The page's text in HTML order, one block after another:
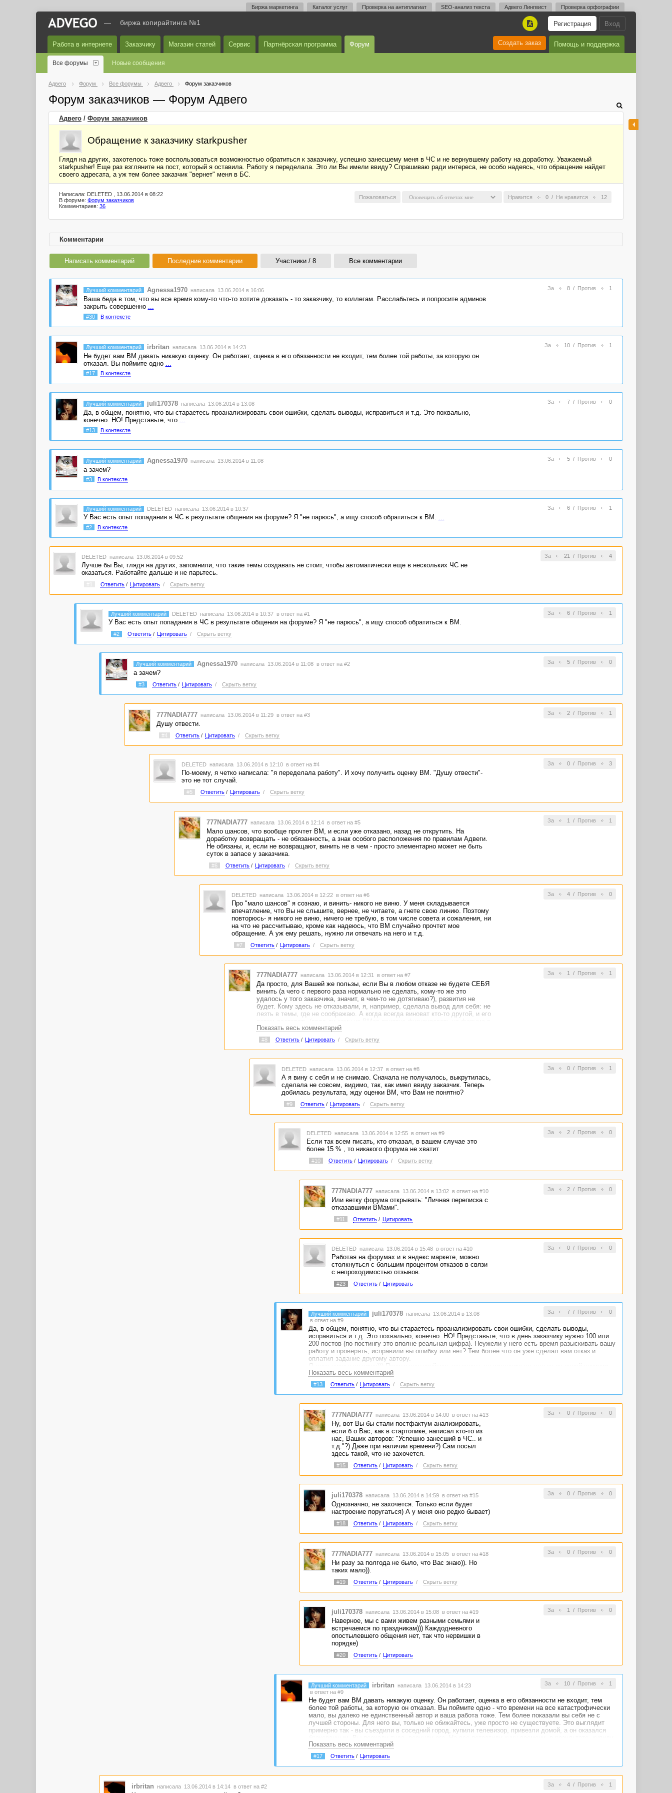
Биржа маркетинга Каталог услуг Проверка на антиплагиат SEO-анализ текста Адвего Лингвист Проверка орфографии
Вход
Регистрация
A
— биржа копирайтинга №1
Работа в интернете Заказчику Магазин статей Сервис Партнёрская программа Форум Помощь и поддержка
Создать заказ
Все форумы Новые сообщения
Адвего Форум Все форумы Адвего Форум заказчиков
Форум заказчиков — Форум Адвего
Адвего / Форум заказчиков
Обращение к заказчику starkpusher
Глядя на других, захотелось тоже воспользоваться возможностью обратиться к заказчику, успешно занесшему меня в ЧС и не вернувшему работу на доработку. Уважаемый
starkpusher! Еще раз взгляните на пост, который я оставила. Работу я переделала. Это ли Вы имели ввиду? Спрашиваю ради интереса, не особо надеясь, что обращение найдет
своего адресата, а уж тем более заказчик "вернет" меня в БС.
Нравится 0 / Не нравится 12
Пожаловаться
Написала: DELETED , 13.06.2014 в 08:22
В форуме: Форум заказчиков
Комментариев: 36
Комментарии
Написать комментарий Последние комментарии Участники / 8 Все комментарии
За 8/ Против 1
Лучший комментарий Agnessa1970 написала 13.06.2014 в 16:06
Ваша беда в том, что вы все время кому-то что-то хотите доказать - то заказчику, то коллегам. Расслабьтесь и попросите админов
закрыть совершенно ...
#30 В контексте
За 10/ Против 1
Лучший комментарий irbritan написала 13.06.2014 в 14:23
Не будет вам ВМ давать никакую оценку. Он работает, оценка в его обязанности не входит, тем более той работы, за которую он
отказал. Вы поймите одно
#17 В контексте
За 7/ Против 0
Лучший комментарий juli170378 написала 13.06.2014 в 13:08
Да, в общем, понятно, что вы стараетесь проанализировать свои ошибки, сделать выводы, исправиться и т.д. Это похвально,
конечно. НО! Представьте, что ...
#13 В контексте
За 5/ Против 0
Лучший комментарий Agnessa1970 написала 13.06.2014 в 11:08
а зачем?
#3 В контексте
За 6/ Против 1
Лучший комментарий DELETED написала 13.06.2014 в 10:37
У Вас есть опыт попадания в ЧС в результате общения на форуме? Я "не парюсь", а ищу способ обратиться к ВМ. ...
#2 В контексте
За 21 / Против 4
DELETED написала 13.06.2014 в 09:52
Лучше бы Вы, глядя на других, запомнили, что такие темы создавать не стоит, чтобы автоматически еще в нескольких ЧС не
оказаться. Работайте дальше и не парьтесь.
Ответить/ Цитировать / Скрыть ветку
За 6/ Против 1
Лучший комментарий DELETED написала 13.06.2014 в 10:37 в ответ на #1
У Вас есть опыт попадания в ЧС в результате общения на форуме? Я "не парюсь", а ищу способ обратиться к ВМ.
#2 Ответить/ Цитировать / Скрыть ветку
За 5/ Против 0
Лучший комментарий Agnessa1970 написала 13.06.2014 в 11:08 в ответ на #2
а зачем?
#3 Ответить/ Цитировать / Скрыть ветку
За 2/ Против 1
777NADIA777 написала 13.06.2014 в 11:29 в ответ на #3
Душу отвести.
#4 Ответить/ Цитировать / Скрыть ветку
За 0/ Против 3
DELETED написала 13.06.2014 в 12:10 в ответ на #4
По-моему, я четко написала: "я переделала работу". И хочу получить оценку ВМ. "Душу отвести"-
это не тот случай.
#5 Ответить/ Цитировать / Скрыть ветку
За 1 / Против 1
777NADIA777 написала 13.06.2014 в 12:14 в ответ на #5
Мало шансов, что вообще прочтет ВМ, и если уже отказано, назад не открутить. На
доработку возвращать - не обязанность, а знак особого расположения по правилам Адвеги.
Не обязаны, и, если не возвращают, винить не в чем - просто элементарно может не быть
суток в запасе у заказчика.
#6 Ответить/ Цитировать / Скрыть ветку
За 4/ Против 0
DELETED написала 13.06.2014 в 12:22 в ответ на #6
Про "мало шансов" я сознаю, и винить- никого не виню. У меня складывается
впечатление, что Вы не слышите, вернее, не читаете, а гнете свою линию. Поэтому
повторюсь- я никого не виню, ничего не требую, в том числе совета и сожаления, ни
на что не рассчитываю, кроме как надеюсь, что ВМ случайно прочтет мое
обращение. А уж ему решать, нужно ли отвечать на него и т.д.
#7 Ответить/ Цитировать / Скрыть ветку
За 1 / Против 1
777NADIA777 написала 13.06.2014 в 12:31 в ответ на #7
Да просто, для Вашей же пользы, если Вы в любом отказе не будете СЕБЯ
винить (а чего с первого раза нормально не сделать, кому-то же это
удалось у того заказчика, значит, в чем-то не дотягиваю?), развития не
будет. Кому здесь не отказывали, я, например, сделала вывод для себя: не
лезть в темы, где не соображаю. А когда всегда виноват кто-то другой, и его
таком контексте без согласия на это) - это путь в никуда. Если не
возвращают на доработку, всего 2 варианта:
а) нет времени
б) работа сдана такого качества, что не оставляет надежд: "Чуть -чуть
подделать и хорошо будет".
Показать весь комментарий
#8 Ответить/ Цитировать / Скрыть ветку
За 0/ Против 1
DELETED написала 13.06.2014 в 12:37 в ответ на #8
А я вину с себя и не снимаю. Сначала не получалось, выкрутилась,
сделала не совсем, видимо, так, как имел ввиду заказчик. Теперь
добилась результата, жду оценки ВМ, что Вам не понятно?
#9 Ответить/ Цитировать / Скрыть ветку
За 2/ Против 0
DELETED написала 13.06.2014 в 12:55 в ответ на #9
Если так всем писать, кто отказал, в вашем случае это
более 15 % , то никакого форума не хватит
#10 Ответить/ Цитировать / Скрыть ветку
За 2/ Против 0
777NADIA777 написала 13.06.2014 в 13:02 в ответ на #10
Или ветку форума открывать: "Личная переписка с
отказавшими ВМами".
#11 Ответить/ Цитировать
За 0/ Против 0
DELETED написала 13.06.2014 в 15:48 в ответ на #10
Работая на форумах и в яндекс маркете, можно
столкнуться с большим процентом отказов в связи
с непроходимостью отзывов.
#23 Ответить/ Цитировать
За 7/ Против 0
Лучший комментарий juli170378 написала 13.06.2014 в 13:08
в ответ на #9
Да, в общем, понятно, что вы стараетесь проанализировать свои ошибки, сделать выводы,
исправиться и т.д. Это похвально, конечно. НО! Представьте, что в день заказчику нужно 100 или
200 постов (по постингу это вполне реальная цифра). Неужели у него есть время разыскивать вашу
работу и проверять, исправили вы ошибку или нет? Тем более что он уже сделал вам отказ и
оплатил задание другому автору.
И вообще, все это - ваш опыт. Осознали, научились - двигаемся дальше) Удачи)
Показать весь комментарий
#13 Ответить/ Цитировать / Скрыть ветку
За 0/ Против 0
777NADIA777 написала 13.06.2014 в 14:00 в ответ на #13
Ну, вот Вы бы стали постфактум анализировать,
если б о Вас, как в стартопике, написал кто-то из
нас, Ваших авторов: "Успешно занесший в ЧС.. и
т.д."?) Даже при наличии времени?) Сам посыл
здесь такой, что не захочется.
#15 Ответить/ Цитировать / Скрыть ветку
За 0/ Против 0
juli170378 написала 13.06.2014 в 14:59 в ответ на #15
Однозначно, не захочется. Только если будет
настроение поругаться) А у меня оно редко бывает)
#18 Ответить/ Цитировать / Скрыть ветку
За 0/ Против 0
777NADIA777 написала 13.06.2014 в 15:05 в ответ на #18
Ни разу за полгода не было, что Вас знаю)). Но
таких мало)).
#19 Ответить/ Цитировать / Скрыть ветку
За 1/ Против 0
juli170378 написала 13.06.2014 в 15:08 в ответ на #19
Наверное, мы с вами живем разными семьями и
встречаемся по праздникам))) Каждодневного
опостылевшего общения нет, так что нервишки в
порядке)
#20 Ответить/ Цитировать
За 10/ Против 1
Лучший комментарий irbritan написала 13.06.2014 в 14:23
в ответ на #9
Не будет вам ВМ давать никакую оценку. Он работает, оценка в его обязанности не входит, тем
более той работы, за которую он отказал. Вы поймите одно - что времени на все катастрофически
мало, вы далеко не единственный автор и ваша работа тоже. Тем более показали вы себя не с
лучшей стороны. Для него вы, только не обижайтесь, уже просто не существуете. Это выглядит
примерно так - вы съездили в соседний город, купили телевизор, привезли домой, а он оказался
другой. А вам бац и звонят из того города и предлагают - вы приедте к нам, у нас тут новый
телевизор появился - оцените, как он хороший или плохой, может вы именно такой хотели.
Показать весь комментарий
#17 Ответить/ Цитировать
За 4/ Против 1
irbritan написала 13.06.2014 в 14:14 в ответ на #2